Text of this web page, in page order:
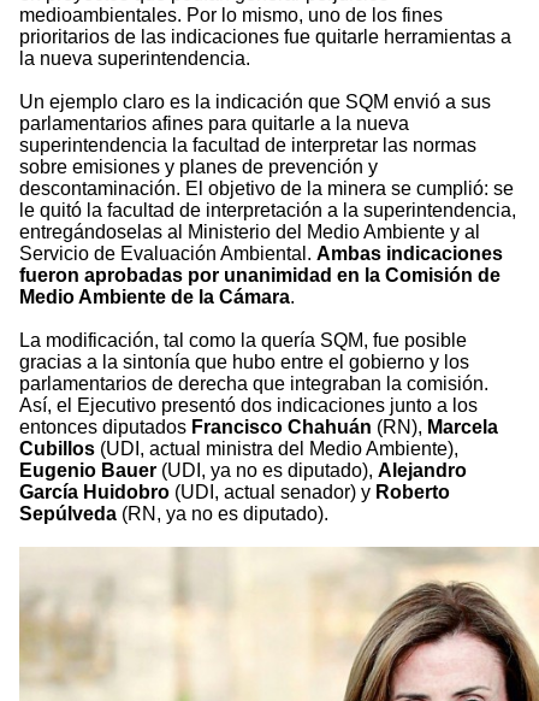
medioambientales. Por lo mismo, uno de los fines
prioritarios de las indicaciones fue quitarle herramientas a
la nueva superintendencia.
Un ejemplo claro es la indicación que SQM envió a sus
parlamentarios afines para quitarle a la nueva
superintendencia la facultad de interpretar las normas
sobre emisiones y planes de prevención y
descontaminación. El objetivo de la minera se cumplió: se
le quitó la facultad de interpretación a la superintendencia,
entregándoselas al Ministerio del Medio Ambiente y al
Servicio de Evaluación Ambiental. Ambas indicaciones
fueron aprobadas por unanimidad en la Comisión de
Medio Ambiente de la Cámara.
La modificación, tal como la quería SQM, fue posible
gracias a la sintonía que hubo entre el gobierno y los
parlamentarios de derecha que integraban la comisión.
Así, el Ejecutivo presentó dos indicaciones junto a los
entonces diputados Francisco Chahuán (RN), Marcela
Cubillos (UDI, actual ministra del Medio Ambiente),
Eugenio Bauer (UDI, ya no es diputado), Alejandro
García Huidobro (UDI, actual senador) y Roberto
Sepúlveda (RN, ya no es diputado).